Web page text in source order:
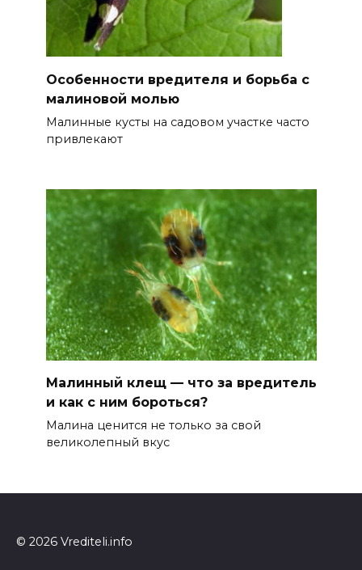
Особенности вредителя и борьба с
малиновой молью
Малинные кусты на садовом участке часто
привлекают
Малинный клещ — что за вредитель
и как с ним бороться?
Малина ценится не только за свой
великолепный вкус
© 2026 Vrediteli.info